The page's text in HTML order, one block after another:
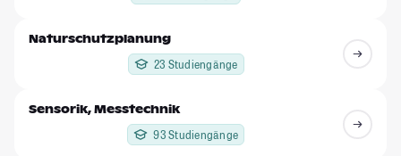
Naturschutzplanung
23 Studiengänge
Sensorik, Messtechnik
93 Studiengänge